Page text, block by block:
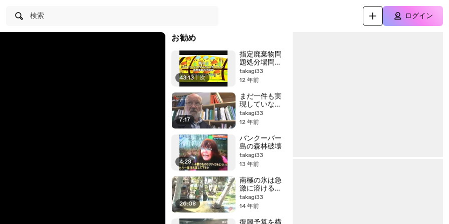
検索 ログイン
お勧め
43:13 | 次
指定廃棄物問
題処分場問
題 容積を
1/1400にして
敷地内に処分
できる技術の
紹介等
takagi33
12 年前
7:17
まだ一件も実
現していない
(放射性廃棄物
の)国際処分場
次々と原発が
造られようと
している。
takagi33
12 年前
4:28
バンクーバー
島の森林破壊
takagi33
13 年前
26:08
南極の氷は急
激に溶ける可
能性がある
60%が溶けや
る
takagi33
14 年前